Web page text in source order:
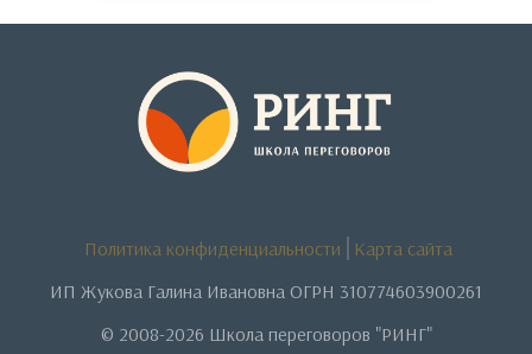
Политика конфиденциальности
Карта сайта
ИП Жукова Галина Ивановна ОГРН 310774603900261
© 2008-2026 Школа переговоров "РИНГ"